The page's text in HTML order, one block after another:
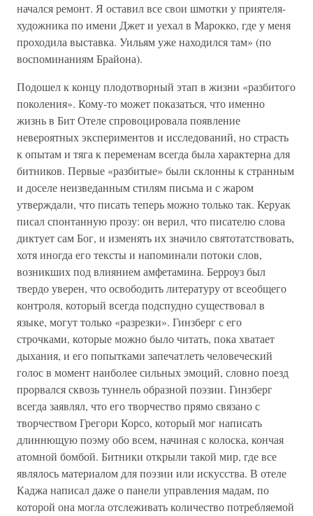
начался ремонт. Я оставил все свои шмотки у приятеля-
художника по имени Джет и уехал в Марокко, где у меня
проходила выставка. Уильям уже находился там» (по
воспоминаниям Брайона).
Подошел к концу плодотворный этап в жизни «разбитого
поколения». Кому-то может показаться, что именно
жизнь в Бит Отеле спровоцировала появление
невероятных экспериментов и исследований, но страсть
к опытам и тяга к переменам всегда была характерна для
битников. Первые «разбитые» были склонны к странным
и доселе неизведанным стилям письма и с жаром
утверждали, что писать теперь можно только так. Керуак
писал спонтанную прозу: он верил, что писателю слова
диктует сам Бог, и изменять их значило святотатствовать,
хотя иногда его тексты и напоминали потоки слов,
возникших под влиянием амфетамина. Берроуз был
твердо уверен, что освободить литературу от всеобщего
контроля, который всегда подспудно существовал в
языке, могут только «разрезки». Гинзберг с его
строчками, которые можно было читать, пока хватает
дыхания, и его попытками запечатлеть человеческий
голос в момент наиболее сильных эмоций, словно поезд
прорвался сквозь туннель образной поэзии. Гинзберг
всегда заявлял, что его творчество прямо связано с
творчеством Грегори Корсо, который мог написать
длиннющую поэму обо всем, начиная с колоска, кончая
атомной бомбой. Битники открыли такой мир, где все
являлось материалом для поэзии или искусства. В отеле
Каджа написал даже о панели управления мадам, по
которой она могла отслеживать количество потребляемой